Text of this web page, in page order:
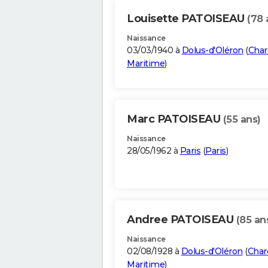
Louisette PATOISEAU (78
Naissance
03/03/1940 à Dolus-d'Oléron (
Maritime)
Marc PATOISEAU (55 ans)
Naissance
28/05/1962 à Paris (Paris)
Andree PATOISEAU (85
Naissance
02/08/1928 à Dolus-d'Oléron (
Maritime)